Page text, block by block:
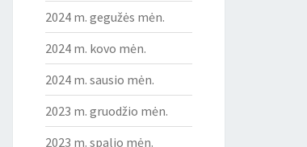
2024 m. gegužės mėn.
2024 m. kovo mėn.
2024 m. sausio mėn.
2023 m. gruodžio mėn.
2023 m. spalio mėn.